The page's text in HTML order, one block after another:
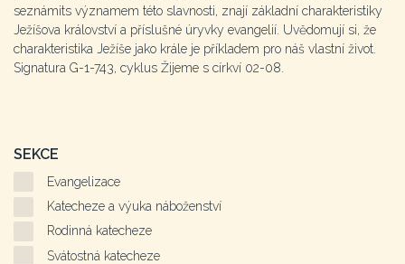
seznámits významem této slavnosti, znají základní charakteristiky
Ježíšova království a příslušné úryvky evangelií. Uvědomují si, že
charakteristika Ježíše jako krále je příkladem pro náš vlastní život.
Signatura G-1-743, cyklus Žijeme s církví 02-08.
SEKCE
Evangelizace
Katecheze a výuka náboženství
Rodinná katecheze
Svátostná katecheze